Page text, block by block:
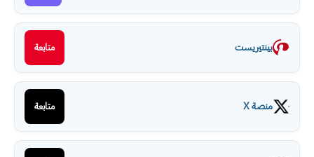
بينتيريست متابعة
منصة X متابعة